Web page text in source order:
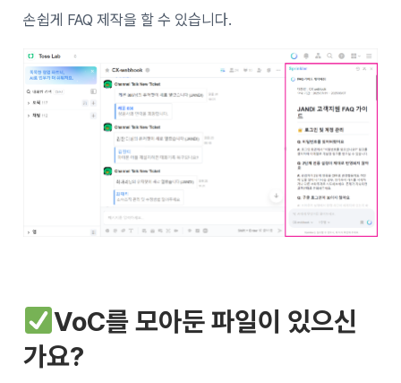
손쉽게 FAQ 제작을 할 수 있습니다.
VoC를 모아둔 파일이 있으신
가요?